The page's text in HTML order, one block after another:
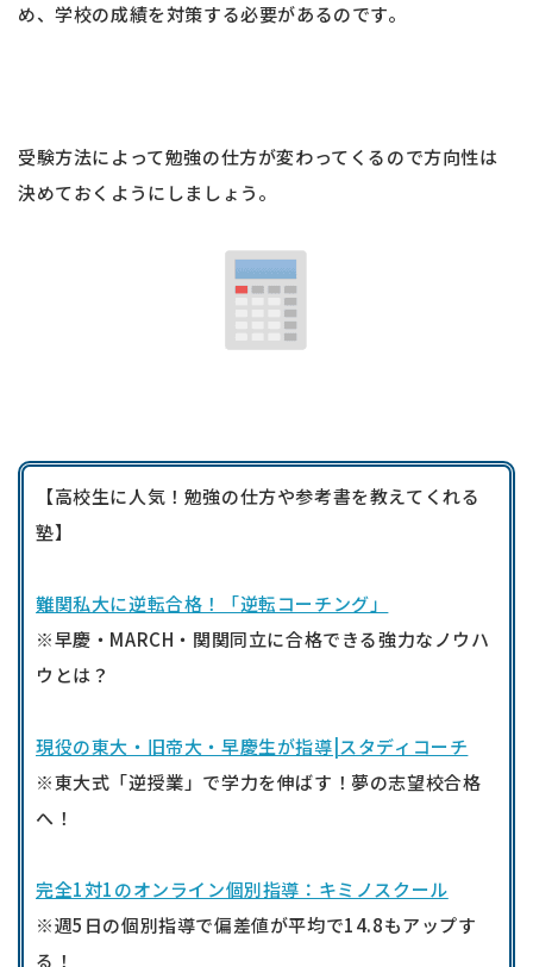
め、学校の成績を対策する必要があるのです。
受験方法によって勉強の仕方が変わってくるので方向性は
決めておくようにしましょう。
【高校生に人気！勉強の仕方や参考書を教えてくれる
塾】
難関私大に逆転合格！「逆転コーチング」
※早慶・MARCH・関関同立に合格できる強力なノウハ
ウとは？
現役の東大・旧帝大・早慶生が指導|スタディコーチ
※東大式「逆授業」で学力を伸ばす！夢の志望校合格
へ！
完全1対1のオンライン個別指導：キミノスクール
※週5日の個別指導で偏差値が平均で14.8もアップす
る！